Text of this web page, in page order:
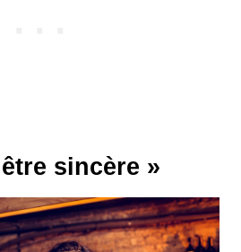
sincère »